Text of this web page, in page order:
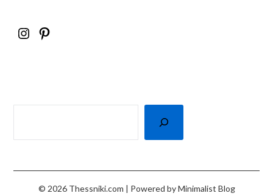
© 2026 Thessniki.com | Powered byMinimalist Blog